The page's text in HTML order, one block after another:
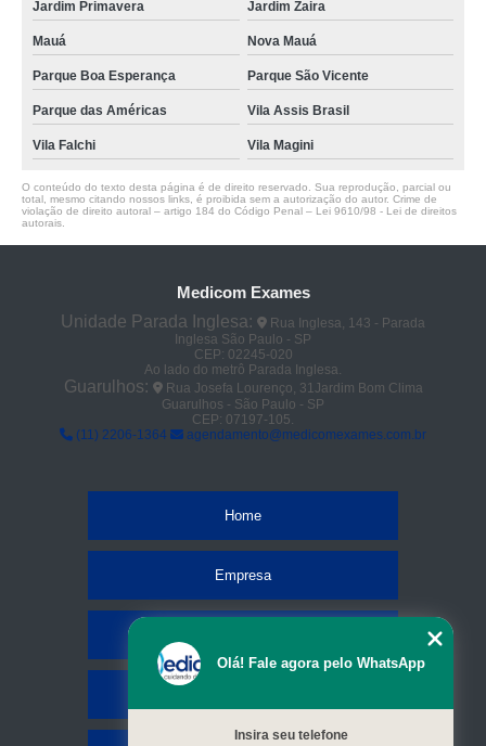
Jardim Primavera Jardim Zaira
Mauá Nova Mauá
Parque Boa Esperança Parque São Vicente
Parque das Américas Vila Assis Brasil
Vila Falchi Vila Magini
O conteúdo do texto desta página é de direito reservado. Sua reprodução, parcial ou
total, mesmo citando nossos links, é proibida sem a autorização do autor. Crime de
violação de direito autoral – artigo 184 do Código Penal – Lei 9610/98 - Lei de direitos
autorais
Medicom Exames
Unidade Parada Inglesa:
Rua Inglesa, 143 - Parada
Inglesa São Paulo - SP
CEP: 02245-020
Ao lado do metrô Parada Inglesa.
Guarulhos:
Rua Josefa Lourenço, 31Jardim Bom Clima
Guarulhos - São Paulo - SP
CEP: 07197-105.
(11) 2206-1364
agendamento@medicomexames.com.br
Home
Empresa
Olá! Fale agora pelo WhatsApp
Insira seu telefone